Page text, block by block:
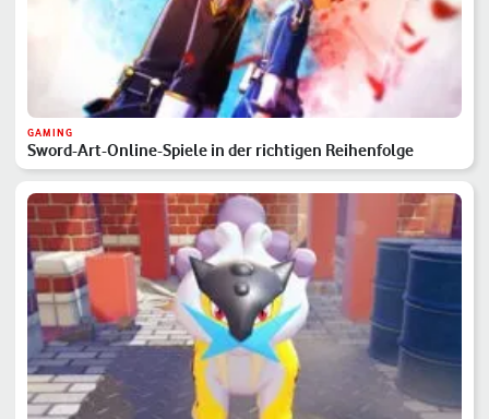
GAMING
Sword-Art-Online-Spiele in der richtigen Reihenfolge